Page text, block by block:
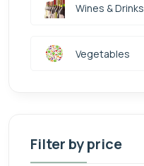
Wines & Drinks
Vegetables
Filter by price